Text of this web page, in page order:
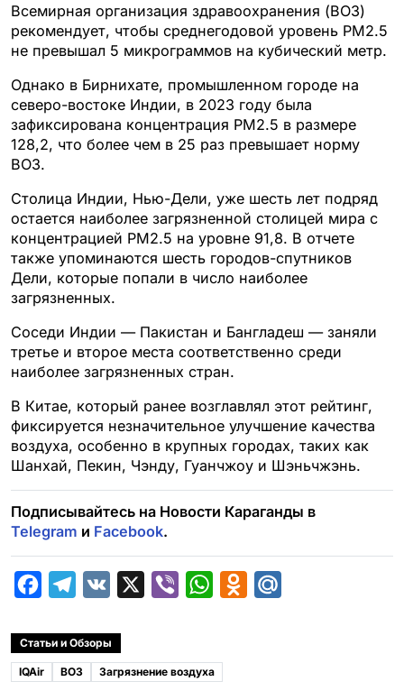
Всемирная организация здравоохранения (ВОЗ)
рекомендует, чтобы среднегодовой уровень PM2.5
не превышал 5 микрограммов на кубический метр.
Однако в Бирнихате, промышленном городе на
северо-востоке Индии, в 2023 году была
зафиксирована концентрация PM2.5 в размере
128,2, что более чем в 25 раз превышает норму
ВОЗ.
Столица Индии, Нью-Дели, уже шесть лет подряд
остается наиболее загрязненной столицей мира с
концентрацией PM2.5 на уровне 91,8. В отчете
также упоминаются шесть городов-спутников
Дели, которые попали в число наиболее
загрязненных.
Соседи Индии — Пакистан и Бангладеш — заняли
третье и второе места соответственно среди
наиболее загрязненных стран.
В Китае, который ранее возглавлял этот рейтинг,
фиксируется незначительное улучшение качества
воздуха, особенно в крупных городах, таких как
Шанхай, Пекин, Чэнду, Гуанчжоу и Шэньчжэнь.
Подписывайтесь на Новости Караганды в
Telegram и Facebook.
c
e
l
e
e
W
t
Статьи и Обзоры
IQAir ВОЗ Загрязнение воздуха